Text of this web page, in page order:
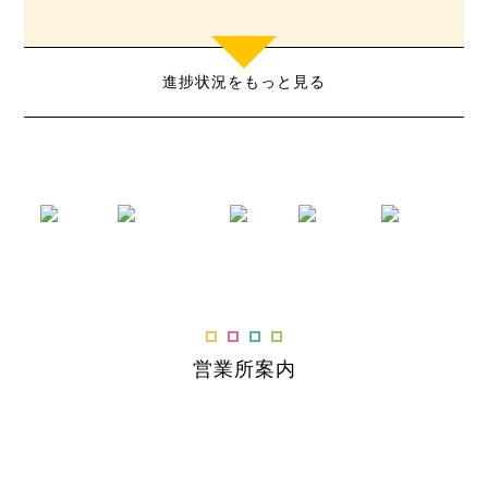
進捗状況をもっと見る
営業所案内